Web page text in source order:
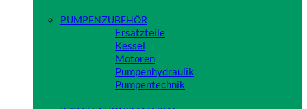
PUMPENZUBEHÖR
Ersatzteile
Kessel
Motoren
Pumpenhydraulik
Pumpentechnik